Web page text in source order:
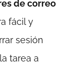
de correo
fácil y
sesión
tarea a